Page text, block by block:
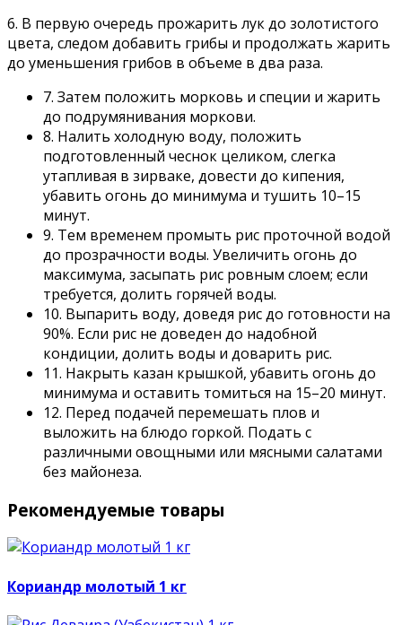
6. В первую очередь прожарить лук до золотистого
цвета, следом добавить грибы и продолжать жарить
до уменьшения грибов в объеме в два раза.
7. Затем положить морковь и специи и жарить
до подрумянивания моркови.
8. Налить холодную воду, положить
подготовленный чеснок целиком, слегка
утапливая в зирваке, довести до кипения,
убавить огонь до минимума и тушить 10–15
минут.
9. Тем временем промыть рис проточной водой
до прозрачности воды. Увеличить огонь до
максимума, засыпать рис ровным слоем; если
требуется, долить горячей воды.
10. Выпарить воду, доведя рис до готовности на
90%. Если рис не доведен до надобной
кондиции, долить воды и доварить рис.
11. Накрыть казан крышкой, убавить огонь до
минимума и оставить томиться на 15–20 минут.
12. Перед подачей перемешать плов и
выложить на блюдо горкой. Подать с
различными овощными или мясными салатами
без майонеза.
Рекомендуемые товары
Кориандр молотый 1 кг